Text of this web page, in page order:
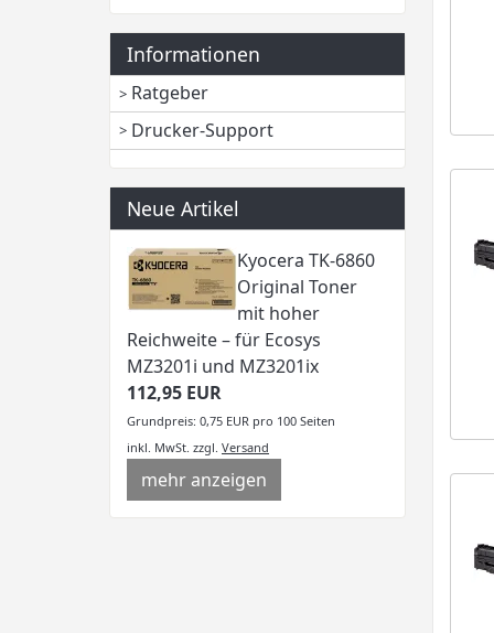
Informationen
Ratgeber
Drucker-Support
Neue Artikel
Kyocera TK-6860
Original Toner
mit hoher
Reichweite – für Ecosys
MZ3201i und MZ3201ix
112,95 EUR
Grundpreis: 0,75 EUR pro 100 Seiten
inkl. MwSt. zzgl. Versand
mehr anzeigen